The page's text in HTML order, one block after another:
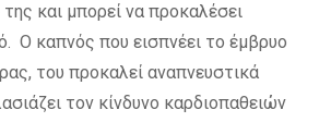
και μπορεί να προκαλέσει
Ο καπνός που εισπνέει το έμβρυο
του προκαλεί αναπνευστικά
τον κίνδυνο καρδιοπαθειών